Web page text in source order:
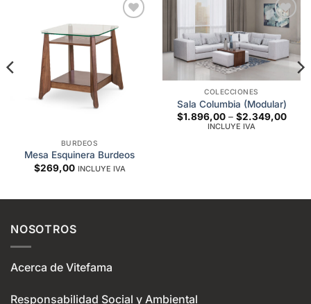
Add to
wishlist
BURDEOS
Mesa Esquinera Burdeos
$269,00 INCLUYE IVA
Add to
wishlist
COLECCIONES
Sala Columbia (Modular)
$1.896,00 – $2.349,00Price
INCLUYE IVA
NOSOTROS
Acerca de Vitefama
Responsabilidad Social y Ambiental